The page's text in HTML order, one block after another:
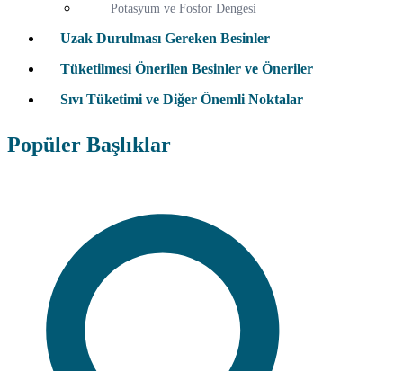
Potasyum ve Fosfor Dengesi
Uzak Durulması Gereken Besinler
Tüketilmesi Önerilen Besinler ve Öneriler
Sıvı Tüketimi ve Diğer Önemli Noktalar
Popüler Başlıklar